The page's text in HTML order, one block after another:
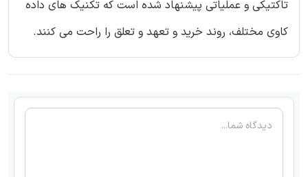
تاکتیکی و عملیاتی پیشنهاد شده است که تکنیک های داده
کاوی مختلف، روند خرید و تعهد و تعلق را راحت می کنند.